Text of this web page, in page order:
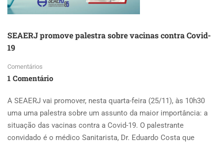
SEAERJ promove palestra sobre vacinas contra Covid-
19
Comentários
1 Comentário
A SEAERJ vai promover, nesta quarta-feira (25/11), às 10h30
uma uma palestra sobre um assunto da maior importância: a
situação das vacinas contra a Covid-19. O palestrante
convidado é o médico Sanitarista, Dr. Eduardo Costa que